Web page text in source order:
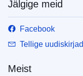
Jälgige meid
Facebook
Tellige uudiskirjad
Meist